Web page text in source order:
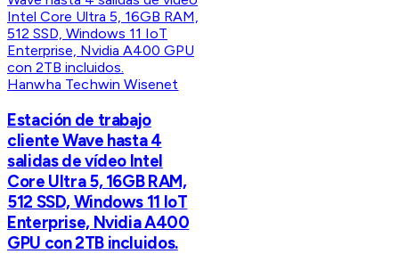
Hanwha Techwin Wisenet
Estación de trabajo
cliente Wave hasta 4
salidas de vídeo Intel
Core Ultra 5, 16GB RAM,
512 SSD, Windows 11 IoT
Enterprise, Nvidia A400
GPU con 2TB incluidos.